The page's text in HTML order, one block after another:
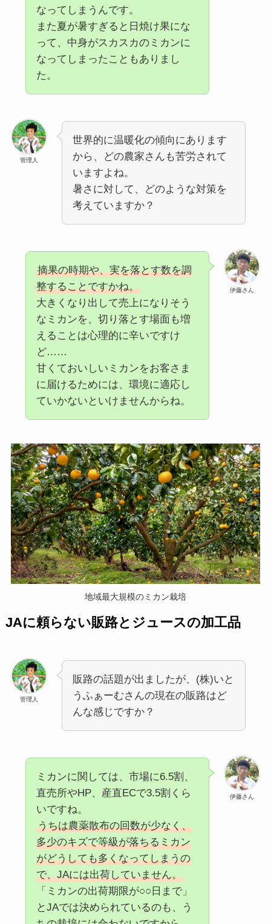
なってしまうんです。
また夏が暑すぎると日焼け果にな
って、中身がスカスカのミカンに
なってしまったこともありまし
た。
管理人
世界的に温暖化の傾向にあります
から、どの農家さんも苦労されて
いますよね。
暑さに対して、どのような対策を
考えていますか？
伊藤さん
摘果の時期や、実を落とす数を調
整することですかね。
大きくなり出して売上になりそう
なミカンを、切り落とす場面も増
えることは心理的に辛いですけ
ど……
甘くておいしいミカンをお客さま
に届けるためには、環境に適応し
ていかないといけませんからね。
地域最大規模のミカン栽培
JAに頼らない販路とジュースの加工品
管理人
販路の話題が出ましたが、(株)いと
うふぁーむさんの現在の販路はど
んな感じですか？
伊藤さん
ミカンに関しては、市場に6.5割、
直売所やHP、産直ECで3.5割くら
いですね。
うちは農薬散布の回数が少なく、
多少のキズで等級が落ちるミカン
がどうしても多くなってしまうの
で、JAには出荷していません。
「ミカンの出荷期限が○○日まで」
とJAでは決められているのも、う